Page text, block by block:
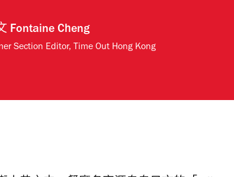
Fontaine Cheng
Section Editor, Time Out Hong Kong